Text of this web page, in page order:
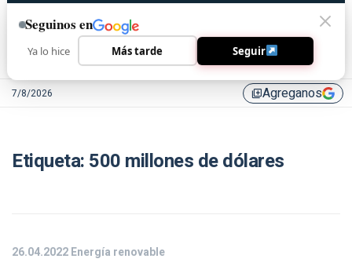
7/8/2026 library_addAgreganos
Etiqueta: 500 millones de dólares
26.04.2022Energía renovable
Seguinos en
Ya lo hice Más tarde Seguir